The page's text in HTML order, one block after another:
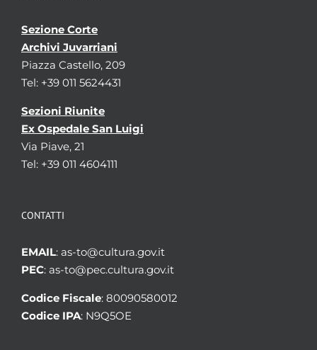
Sezione Corte
Archivi Juvarriani
Piazza Castello, 209
Tel: +39 011 5624431
Sezioni Riunite
Ex Ospedale San Luigi
Via Piave, 21
Tel: +39 011 4604111
CONTATTI
EMAIL: as-to@cultura.gov.it
PEC: as-to@pec.cultura.gov.it
Codice Fiscale: 80090580012
Codice IPA: N9Q5OE